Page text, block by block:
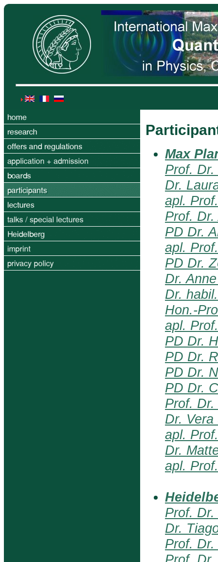
Max
Prof.
Dr.
apl.
Prof.
PD Dr.
apl.
PD Dr.
Dr.
Dr.
Hon.-
apl.
PD Dr.
PD Dr.
PD Dr.
PD Dr.
Prof.
Dr.
apl.
Dr.
apl.
Prof.
Dr.
Prof.